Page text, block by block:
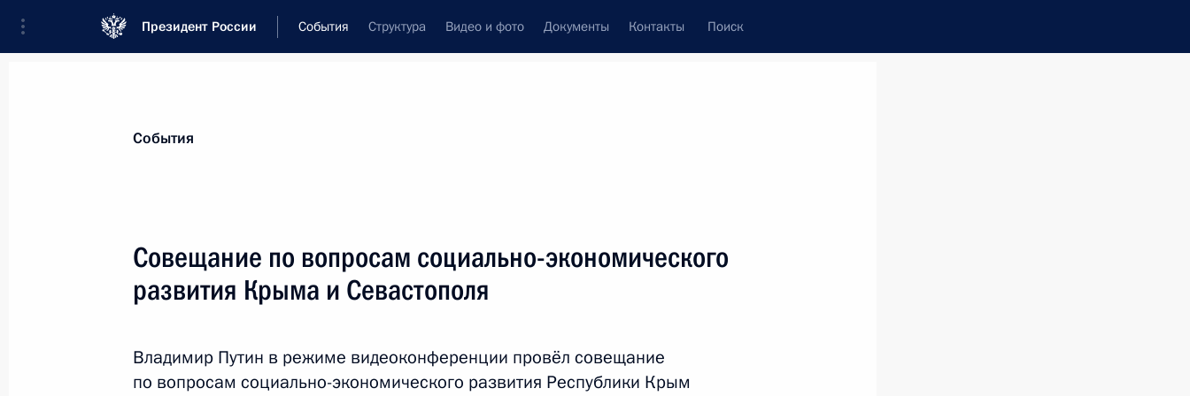
Президент России События Структура Видео и фото Документы Контакты Поиск
Новости
16 января 2025 года, четверг
16 января 2025 года, 15:30 Москва, Кремль
События
Совещание по вопросам социально-экономического
развития Крыма и Севастополя
Владимир Путин в режиме видеоконференции провёл совещание
по вопросам социально-экономического развития Республики Крым